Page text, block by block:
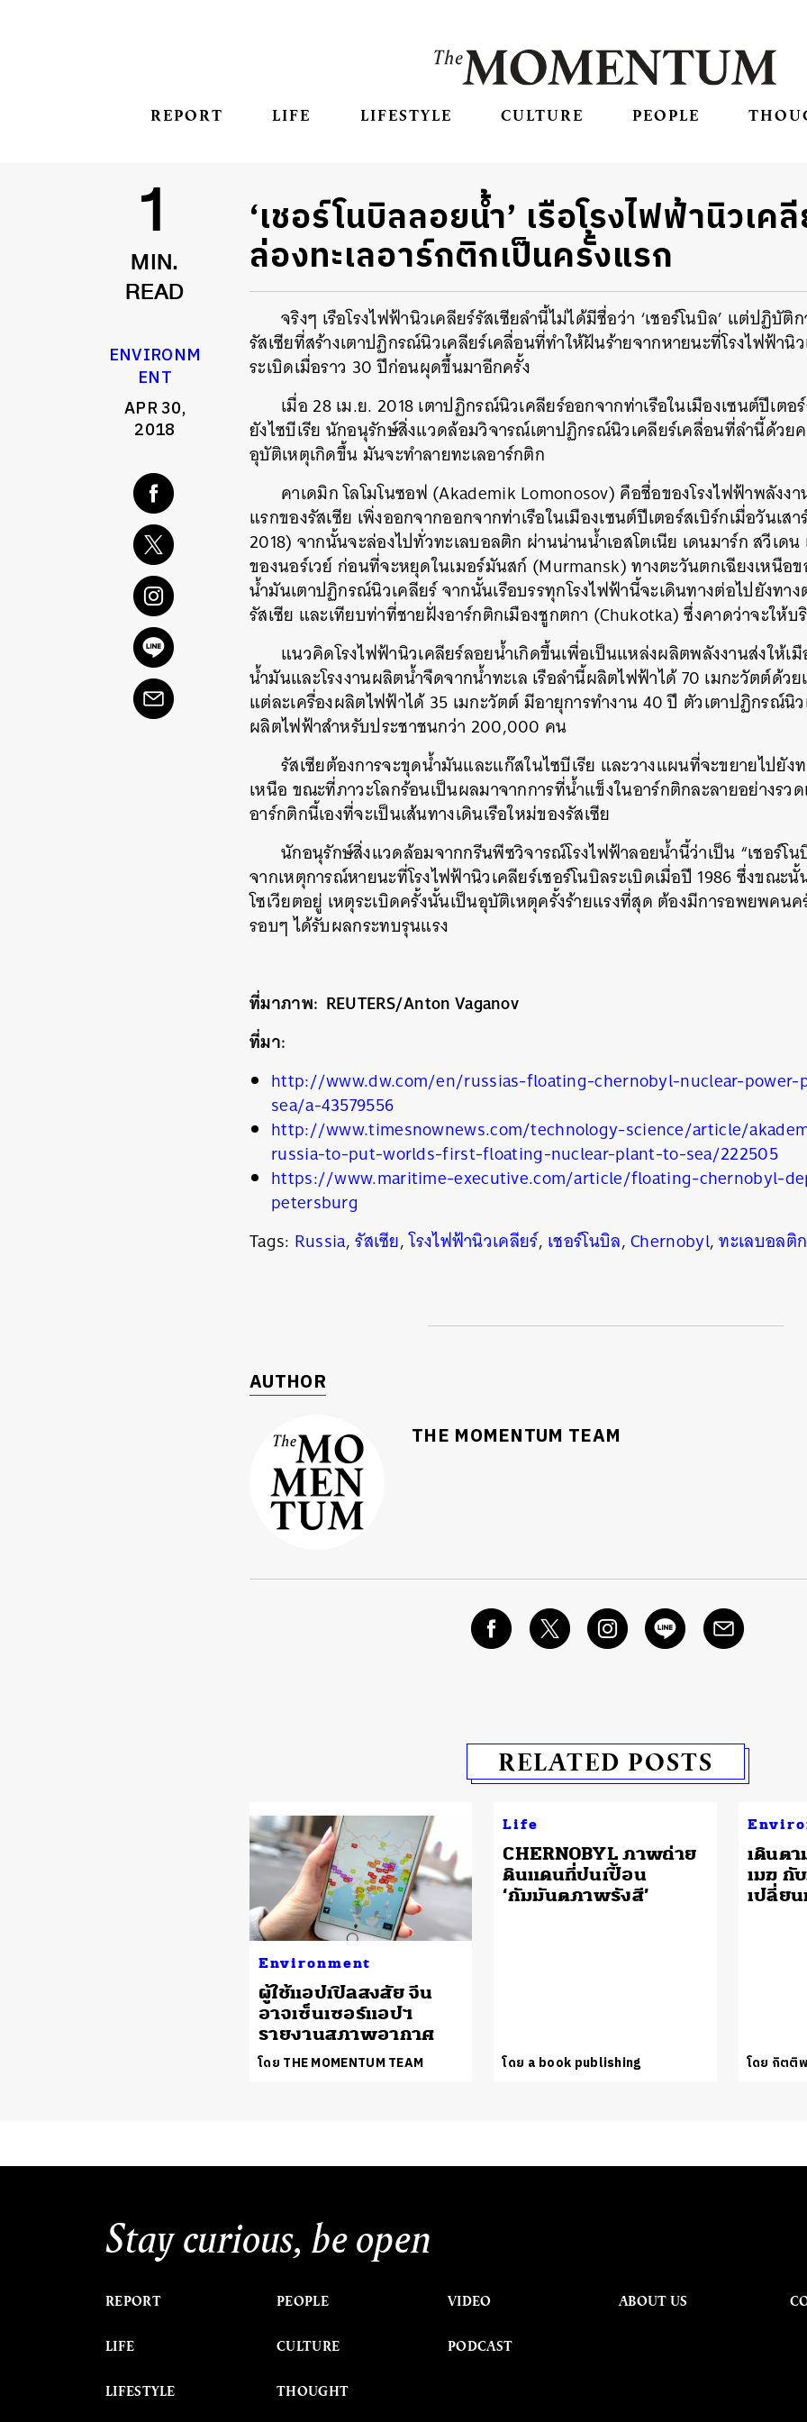
REPORT LIFE LIFESTYLE CULTURE PEOPLE
1
MIN.
READ
ENVIRONM
ENT
APR 30,
2018
‘เชอร์โนบิลลอยน้ำ’ เรือโรงไฟฟ้านิวเค
ล่องทะเลอาร์กติกเป็นครั้งแรก
จริงๆ เรือโรงไฟฟ้านิวเคลียร์รัสเซียลำนี้ไม่ได้มีชื่อว่า ‘เชอร์โนบิล’ แต่ปฏิบัติ
รัสเซียที่สร้างเตาปฏิกรณ์นิวเคลียร์เคลื่อนที่ทำให้ฝันร้ายจากหายนะที่โรงไฟฟ้านิ
ระเบิดเมื่อราว 30 ปีก่อนผุดขึ้นมาอีกครั้ง
เมื่อ 28 เม.ย. 2018 เตาปฏิกรณ์นิวเคลียร์ออกจากท่าเรือในเมืองเซนต์ปีเต
ยังไซบีเรีย นักอนุรักษ์สิ่งแวดล้อมวิจารณ์เตาปฏิกรณ์นิวเคลียร์เคลื่อนที่ลำนี้ด้วย
อุบัติเหตุเกิดขึ้น มันจะทำลายทะเลอาร์กติก
คาเดมิก โลโมโนซอฟ (Akademik Lomonosov) คือชื่อของโรงไฟฟ้าพลังง
แรกของรัสเซีย เพิ่งออกจากออกจากท่าเรือในเมืองเซนต์ปีเตอร์สเบิร์กเมื่อวันเส
2018) จากนั้นจะล่องไปทั่วทะเลบอลติก ผ่านน่านน้ำเอสโตเนีย เดนมาร์ก สวีเด
ของนอร์เวย์ ก่อนที่จะหยุดในเมอร์มันสก์ (Murmansk) ทางตะวันตกเฉียงเหนือข
น้ำมันเตาปฏิกรณ์นิวเคลียร์ จากนั้นเรือบรรทุกโรงไฟฟ้านี้จะเดินทางต่อไปยังทา
รัสเซีย และเทียบท่าที่ชายฝั่งอาร์กติกเมืองชูกตกา (Chukotka) ซึ่งคาดว่าจะให้บ
แนวคิดโรงไฟฟ้านิวเคลียร์ลอยน้ำเกิดขึ้นเพื่อเป็นแหล่งผลิตพลังงานส่งให้เ
น้ำมันและโรงงานผลิตน้ำจืดจากน้ำทะเล เรือลำนี้ผลิตไฟฟ้าได้ 70 เมกะวัตต์ด้ว
แต่ละเครื่องผลิตไฟฟ้าได้ 35 เมกะวัตต์ มีอายุการทำงาน 40 ปี ตัวเตาปฏิกรณ์นิ
ผลิตไฟฟ้าสำหรับประชาชนกว่า 200,000 คน
รัสเซียต้องการจะขุดน้ำมันและแก๊สในไซบีเรีย และวางแผนที่จะขยายไปยัง
เหนือ ขณะที่ภาวะโลกร้อนเป็นผลมาจากการที่น้ำแข็งในอาร์กติกละลายอย่างรว
อาร์กติกนี้เองที่จะเป็นเส้นทางเดินเรือใหม่ของรัสเซีย
นักอนุรักษ์สิ่งแวดล้อมจากกรีนพีซวิจารณ์โรงไฟฟ้าลอยน้ำนี้ว่าเป็น “เชอร์โน
จากเหตุการณ์หายนะที่โรงไฟฟ้านิวเคลียร์เชอร์โนบิลระเบิดเมื่อปี 1986 ซึ่งขณะ
โซเวียตอยู่ เหตุระเบิดครั้งนั้นเป็นอุบัติเหตุครั้งร้ายแรงที่สุด ต้องมีการอพยพค
รอบๆ ได้รับผลกระทบรุนแรง
ที่มาภาพ: REUTERS/Anton Vaganov
ที่มา:
http://www.dw.com/en/russias-floating-chernobyl-nuclear-
sea/a-43579556
http://www.timesnownews.com/technology-science/article/
russia-to-put-worlds-first-floating-nuclear-plant-to-sea/222505
https://www.maritime-executive.com/article/floating-chernobyl-
petersburg
Tags: Russia,รัสเซีย,โรงไฟฟ้านิวเคลียร์, เชอร์โนบิล,Chernobyl,ทะเลบอลติก
AUTHOR
THE MOMENTUM TEAM
RELATED POSTS
Environment
ผู้ใช้แอปเปิลสงสัย จีน
อาจเซ็นเซอร์แอปฯ
รายงานสภาพอากาศ
โดย THE MOMENTUM TEAM
Life
CHERNOBYL ภาพถ่าย
ดินแดนที่ปนเปื้อน
‘กัมมันตภาพรังสี’
โดย a book publishing
เดินต
เมฆ กั
เปลี่ย
โดย กิตติ
Stay curious, be open
REPORT
LIFE
LIFESTYLE
PEOPLE
CULTURE
THOUGHT
VIDEO
PODCAST
ABOUT US